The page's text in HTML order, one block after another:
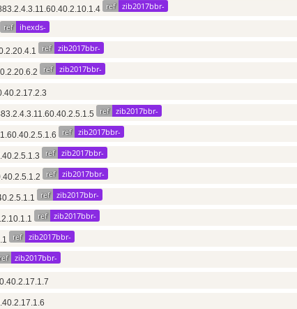
ref zib2017bbr-
ref ihexds-
ref zib2017bbr-
ref zib2017bbr-
ref zib2017bbr-
ref zib2017bbr-
ref zib2017bbr-
ref zib2017bbr-
ref zib2017bbr-
ref zib2017bbr-
ref zib2017bbr-
ref zib2017bbr-